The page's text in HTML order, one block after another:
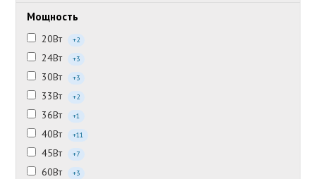
Мощность
20Вт +2
24Вт +3
30Вт +3
33Вт +2
36Вт +1
40Вт +11
45Вт +7
60Вт +3